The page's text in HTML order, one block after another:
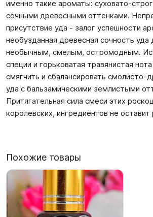
именно такие ароматы: суховато-
сочными древесными оттенками.
присутствие уда - залог успешности
необузданная древесная сочность уда
необычным, смелым, остромодным.
специи и горьковатая травянистая
смягчить и сбалансировать смолисто-
уда с бальзамическими землистыми
Притягательная сила смеси этих
королевских, ингредиентов не
Похожие товары